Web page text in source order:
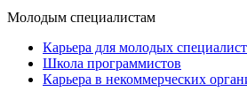
Молодым специалистам
Карьера для молодых
Школа программистов
Карьера в некоммерческих